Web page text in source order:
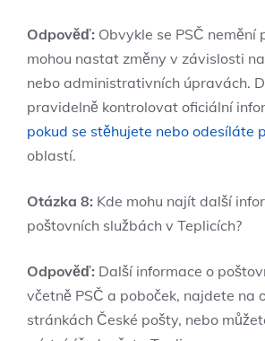
Odpověď: Obvykle se PSČ nemění
mohou nastat změny v závislosti
nebo administrativních úpravách.
pravidelně kontrolovat oficiální
pokud se stěhujete nebo odesíláte
oblastí.
Otázka 8: Kde mohu najít další
poštovních službách v Teplicích?
Odpověď: Další informace o
včetně PSČ a poboček, najdete na
stránkách České pošty, nebo